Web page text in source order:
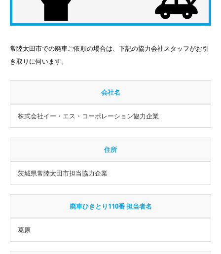
常陸太田市での廃車ご依頼の場合は、下記の協力会社スタッフがお引
き取りに伺います。
会社名
株式会社イー・エス・コーポレーション協力企業
住所
茨城県常陸太田市担当協力企業
廃車ひきとり110番 担当者名
葛原